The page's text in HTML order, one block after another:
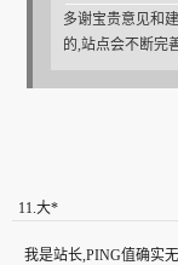
多谢宝贵意见和
的,站点会不断完
11.大*
我是站长,PING值确实